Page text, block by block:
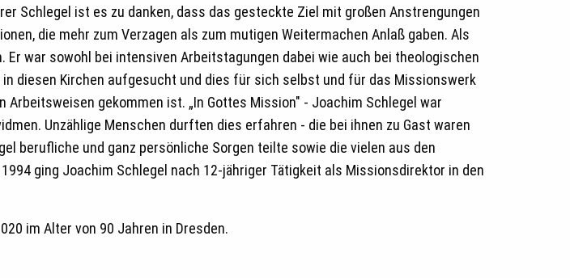
Schlegel ist es zu danken, dass das gesteckte Ziel mit großen Anstrengungen
die mehr zum Verzagen als zum mutigen Weitermachen Anlaß gaben. Als
war sowohl bei intensiven Arbeitstagungen dabei wie auch bei theologischen
diesen Kirchen aufgesucht und dies für sich selbst und für das Missionswerk
gekommen ist. „In Gottes Mission" - Joachim Schlegel war
Unzählige Menschen durften dies erfahren - die bei ihnen zu Gast waren
berufliche und ganz persönliche Sorgen teilte sowie die vielen aus den
ging Joachim Schlegel nach 12-jähriger Tätigkeit als Missionsdirektor in den
im Alter von 90 Jahren in Dresden.